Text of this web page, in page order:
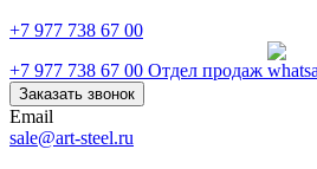
+7 977 738 67 00
+7 977 738 67 00 Отдел продаж
Заказать звонок
Email
sale@art-steel.ru